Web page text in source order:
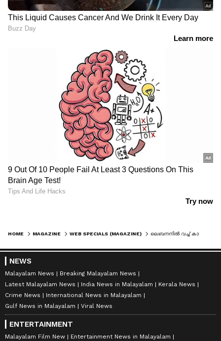
HOME MAGAZINE WEB SPECIALS (MAGAZINE)
NEWS
Malayalam News
Breaking Malayalam News
Latest Malayalam News
India News in Malayalam
Kerala News
Crime News
International News in Malayalam
Gulf News in Malayalam
Viral News
ENTERTAINMENT
Malayalam Film New
Entertainment News in Malayalam